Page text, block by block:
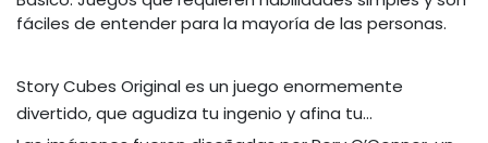
fáciles de entender para la mayoría de las personas.
Story Cubes Original es un juego enormemente
divertido, que agudiza tu ingenio y afina tu…